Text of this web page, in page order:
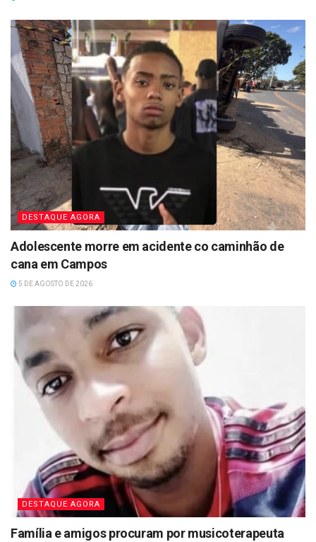
DESTAQUE AGORA
Adolescente morre em acidente co caminhão de
cana em Campos
5 DE AGOSTO DE 2026
DESTAQUE AGORA
Família e amigos procuram por musicoterapeuta